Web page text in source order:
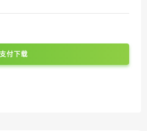
支付下载